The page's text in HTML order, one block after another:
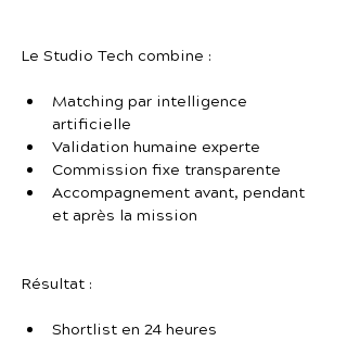
Le Studio Tech combine :
Matching par intelligence
artificielle
Validation humaine experte
Commission fixe transparente
Accompagnement avant, pendant
et après la mission
Résultat :
Shortlist en 24 heures